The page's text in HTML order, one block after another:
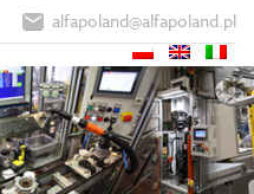
alfapoland@alfapoland.pl